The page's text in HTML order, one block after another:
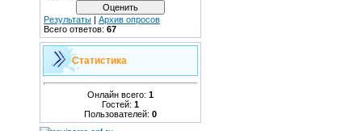
Результаты | Архив опросов
Всего ответов: 67
Статистика
Онлайн всего: 1
Гостей: 1
Пользователей: 0